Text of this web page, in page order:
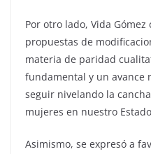
Por otro lado, Vida
propuestas de
materia de paridad
fundamental y un avance
seguir nivelando la
mujeres en nuestro
Asimismo, se expresó a